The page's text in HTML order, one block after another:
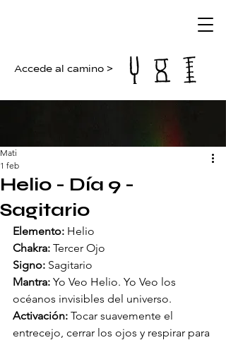
Accede al camino >
Helio - Día 9 -
Sagitario
Mati
1 feb
Elemento: Helio
Chakra: Tercer Ojo
Signo: Sagitario
Mantra: Yo Veo Helio. Yo Veo los
océanos invisibles del universo.
Activación: Tocar suavemente el
entrecejo, cerrar los ojos y respirar para